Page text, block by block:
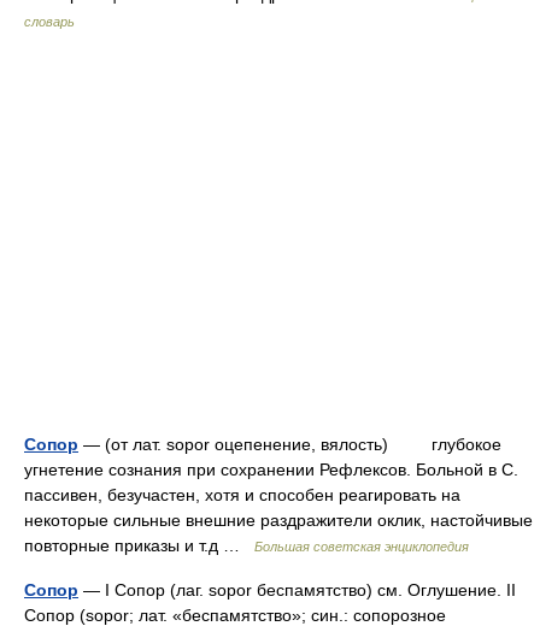
словарь
Сопор — (от лат. sopor оцепенение, вялость) глубокое
угнетение сознания при сохранении Рефлексов. Больной в С.
пассивен, безучастен, хотя и способен реагировать на
некоторые сильные внешние раздражители оклик, настойчивые
повторные приказы и т.д …
Большая советская энциклопедия
Сопор — I Сопор (лаг. sopor беспамятство) см. Оглушение. II
Сопор (sopor; лат. «беспамятство»; син.: сопорозное